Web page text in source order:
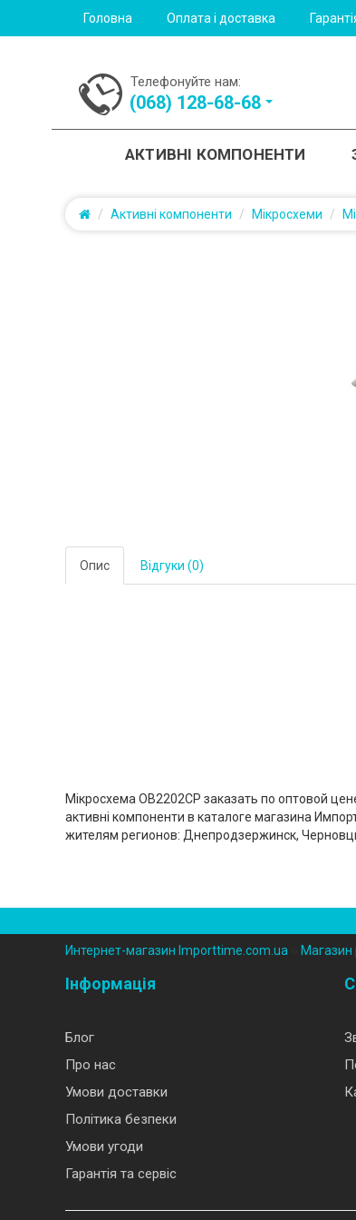
Головна Оплата і доставка
Телефонуйте нам:
(‎068) 128-68-68
АКТИВНІ КОМПОНЕНТИ
Активні компоненти Мікросхеми
Опис Відгуки (0)
Мікросхема OB2202CP заказать по оптовой
активні компоненти в каталоге магазина
жителям регионов: Днепродзержинск,
Интернет-магазин Importtime.com.ua Магазин
Інформація
Блог
Про нас
Умови доставки
Політика безпеки
Умови угоди
Гарантія та сервіс